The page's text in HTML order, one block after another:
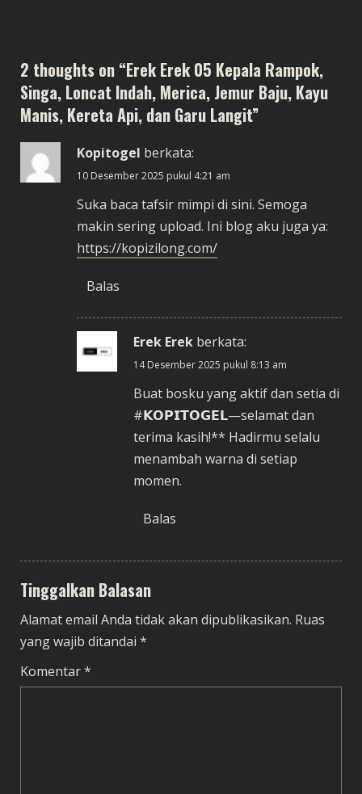
e
R
e
a
2 thoughts on “Erek Erek 05 Kepala Rampok,
Singa, Loncat Indah, Merica, Jemur Baju, Kayu
Manis, Kereta Api, dan Garu Langit”
Kopitogel berkata:
10 Desember 2025 pukul 4:21 am
Suka baca tafsir mimpi di sini. Semoga
makin sering upload. Ini blog aku juga ya:
https://kopizilong.com/
Balas
Erek Erek berkata:
14 Desember 2025 pukul 8:13 am
Buat bosku yang aktif dan setia di
#𝗞𝗢𝗣𝗜𝗧𝗢𝗚𝗘𝗟—selamat dan
terima kasih!** Hadirmu selalu
menambah warna di setiap
momen.
Balas
Tinggalkan Balasan
Alamat email Anda tidak akan dipublikasikan. Ruas
yang wajib ditandai *
Komentar*